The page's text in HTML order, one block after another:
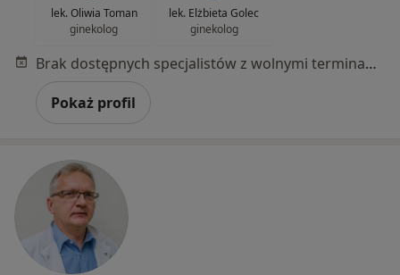
lek. Oliwia Toman
ginekolog
lek. Elżbieta Golec
ginekolog
Brak dostępnych specjalistów z wolnymi terminami w tym centrum medycznym.
Pokaż profil